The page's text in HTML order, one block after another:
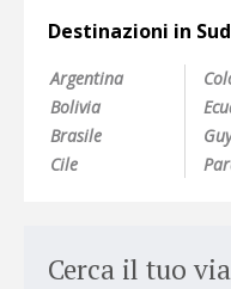
Destinazioni in
Argentina
Bolivia
Brasile
Cile
Cerca il tuo